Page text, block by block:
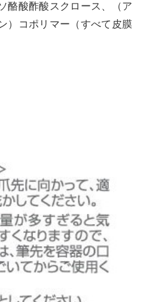
酸酢酸スクロース、（ア
）コポリマー（すべて皮膜